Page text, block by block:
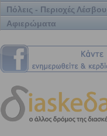
Πόλεις - Περιοχές Λέσβου
Αφιερώματα